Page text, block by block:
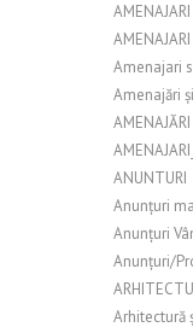
Amenajari
Amenajări
ANUNTURI
Anunțuri
Anunțuri
Anunțuri/
Arhitectură